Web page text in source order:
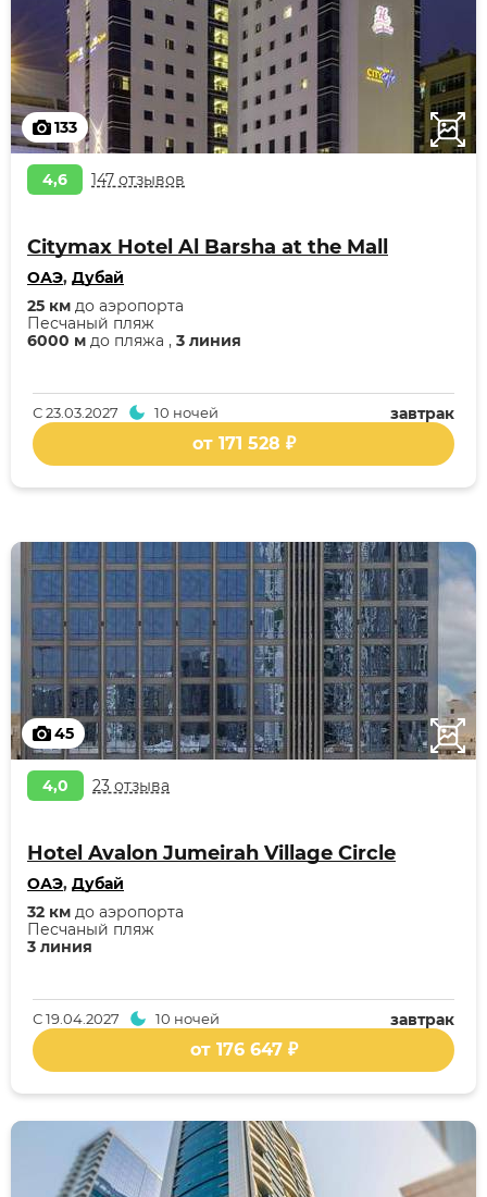
133
4,6 147 отзывов
Citymax Hotel Al Barsha at the Mall
ОАЭ, Дубай
6000 м до пляжа , 3 линия
Песчаный пляж
25 км до аэропорта
завтрак
С23.03.2027 10 ночей
от 171 528 ₽
45
4,0 23 отзыва
Hotel Avalon Jumeirah Village Circle
ОАЭ, Дубай
3 линия
Песчаный пляж
32 км до аэропорта
завтрак
С19.04.2027 10 ночей
от 176 647 ₽